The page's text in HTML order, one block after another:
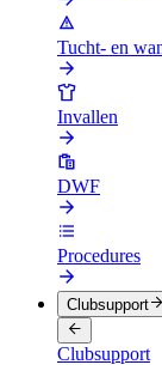
Tucht- en
Invallen
DWF
Procedures
Clubsupport
Clubsupport